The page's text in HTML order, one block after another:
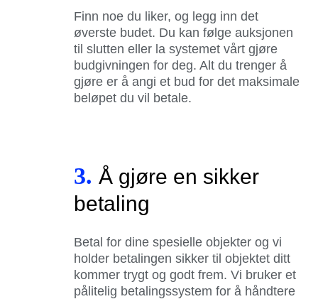
Finn noe du liker, og legg inn det
øverste budet. Du kan følge auksjonen
til slutten eller la systemet vårt gjøre
budgivningen for deg. Alt du trenger å
gjøre er å angi et bud for det maksimale
beløpet du vil betale.
3. Å gjøre en sikker
betaling
Betal for dine spesielle objekter og vi
holder betalingen sikker til objektet ditt
kommer trygt og godt frem. Vi bruker et
pålitelig betalingssystem for å håndtere